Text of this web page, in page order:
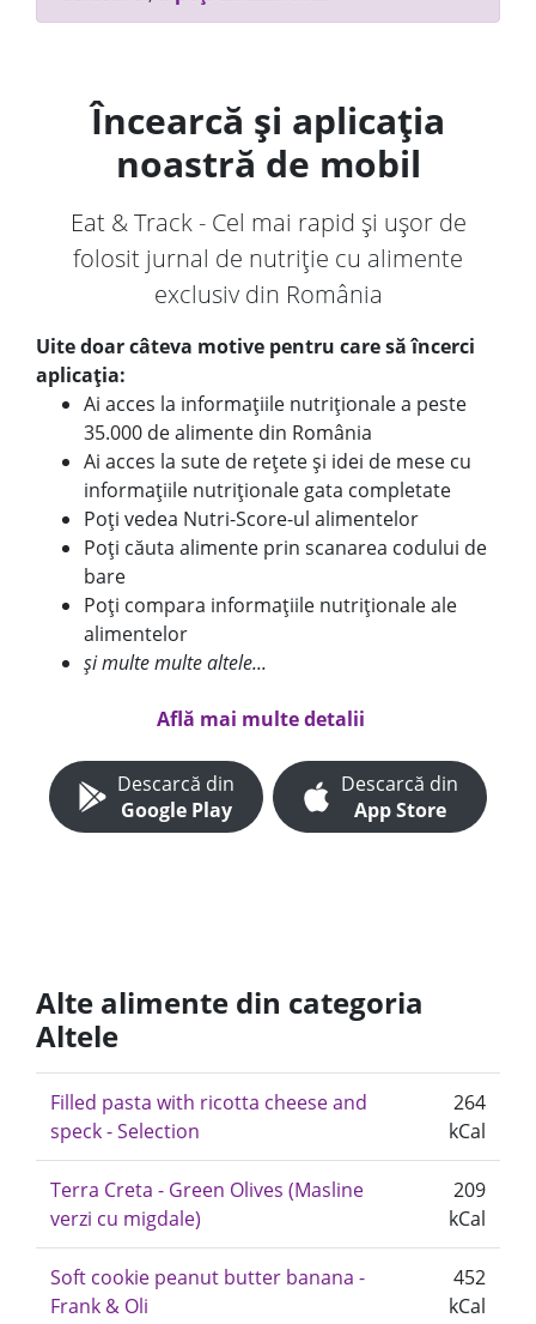
Încearcă și aplicația
noastră de mobil
Eat & Track - Cel mai rapid și ușor de
folosit jurnal de nutriție cu alimente
exclusiv din România
Uite doar câteva motive pentru care să încerci
aplicația:
Ai acces la informațiile nutriționale a peste
35.000 de alimente din România
Ai acces la sute de rețete și idei de mese cu
informațiile nutriționale gata completate
Poți vedea Nutri-Score-ul alimentelor
Poți căuta alimente prin scanarea codului de
bare
Poți compara informațiile nutriționale ale
alimentelor
și multe multe altele...
Află mai multe detalii
Descarcă din
Google Play
Descarcă din
App Store
Alte alimente din categoria
Altele
Filled pasta with ricotta cheese and
speck - Selection
264
kCal
Terra Creta - Green Olives (Masline
verzi cu migdale)
209
kCal
Soft cookie peanut butter banana -
Frank & Oli
452
kCal